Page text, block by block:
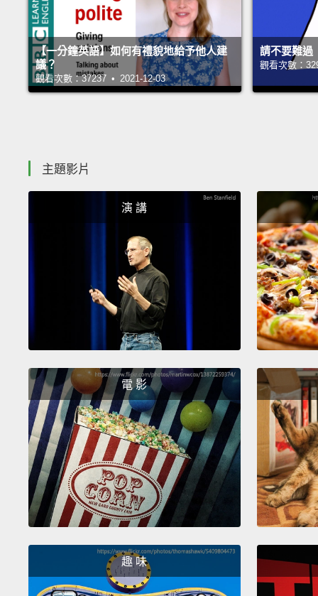
【一分鐘英語】如何有禮貌地給予他人建
議？
觀看次數：37237 • 2021-12-03
請不要難過
觀看次數：
主題影片
演 講
電 影
趣 味